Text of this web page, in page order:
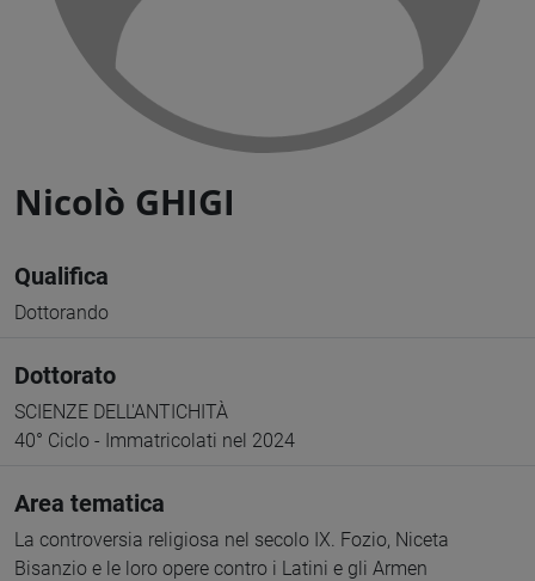
Nicolò GHIGI
Qualifica
Dottorando
Dottorato
SCIENZE DELL'ANTICHITÀ
40° Ciclo - Immatricolati nel 2024
Area tematica
La controversia religiosa nel secolo IX. Fozio, Niceta
Bisanzio e le loro opere contro i Latini e gli Armen